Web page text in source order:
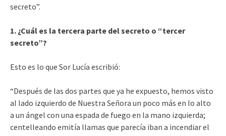
secreto”.
1. ¿Cuál es la tercera parte del secreto o “tercer
secreto”?
Esto es lo que Sor Lucía escribió:
“Después de las dos partes que ya he expuesto, hemos visto
al lado izquierdo de Nuestra Señora un poco más en lo alto
a un ángel con una espada de fuego en la mano izquierda;
centelleando emitía llamas que parecía iban a incendiar el